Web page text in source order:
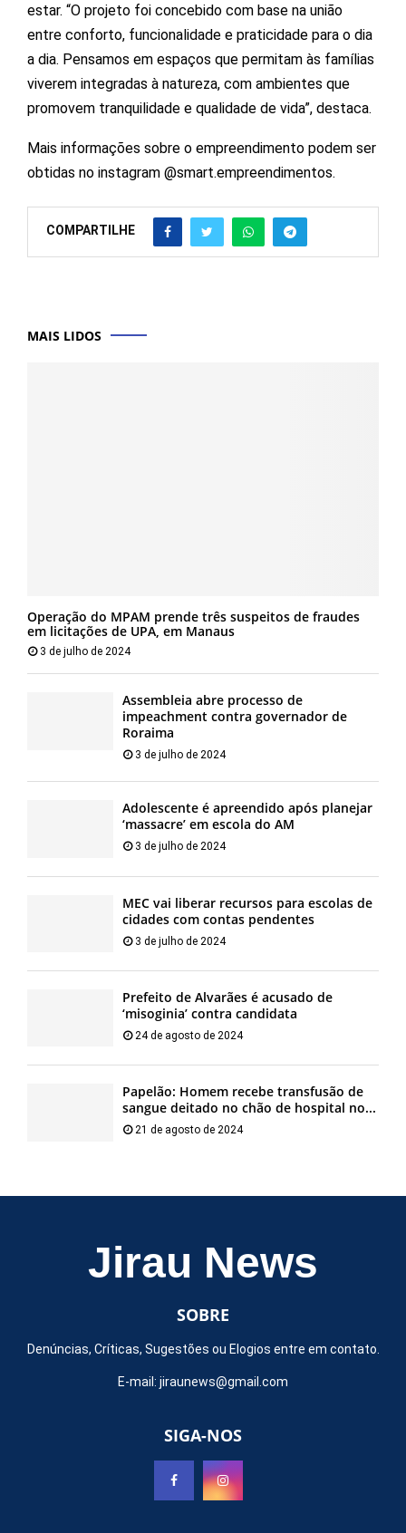
estar. “O projeto foi concebido com base na união
entre conforto, funcionalidade e praticidade para o dia
a dia. Pensamos em espaços que permitam às famílias
viverem integradas à natureza, com ambientes que
promovem tranquilidade e qualidade de vida”, destaca.
Mais informações sobre o empreendimento podem ser
obtidas no instagram @smart.empreendimentos.
COMPARTILHE
MAIS LIDOS
Operação do MPAM prende três suspeitos de fraudes
em licitações de UPA, em Manaus
3 de julho de 2024
Assembleia abre processo de
impeachment contra governador de
Roraima
3 de julho de 2024
Adolescente é apreendido após planejar
‘massacre’ em escola do AM
3 de julho de 2024
MEC vai liberar recursos para escolas de
cidades com contas pendentes
3 de julho de 2024
Prefeito de Alvarães é acusado de
‘misoginia’ contra candidata
24 de agosto de 2024
Papelão: Homem recebe transfusão de
sangue deitado no chão de hospital no...
21 de agosto de 2024
Jirau News
SOBRE
Denúncias, Críticas, Sugestões ou Elogios entre em contato.
E-mail: jiraunews@gmail.com
SIGA-NOS